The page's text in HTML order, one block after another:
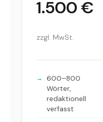
1.500 €
zzgl. MwSt.
600–800
Wörter,
redaktionell
verfasst